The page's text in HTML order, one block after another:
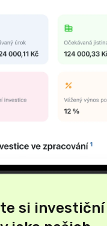
si investiční